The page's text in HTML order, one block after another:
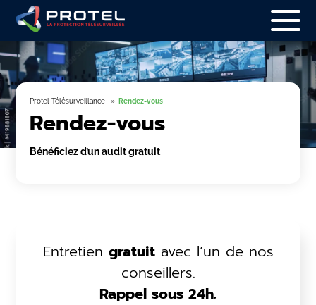
Protel Télésurveillance Rendez-vous
Rendez-vous
Bénéficiez d’un audit gratuit
Entretien gratuitavec l’un de nos
conseillers.
Rappel sous 24h.